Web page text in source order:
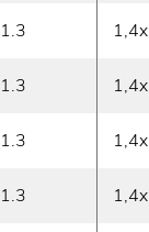
1.3
1.3
1.3
1.3